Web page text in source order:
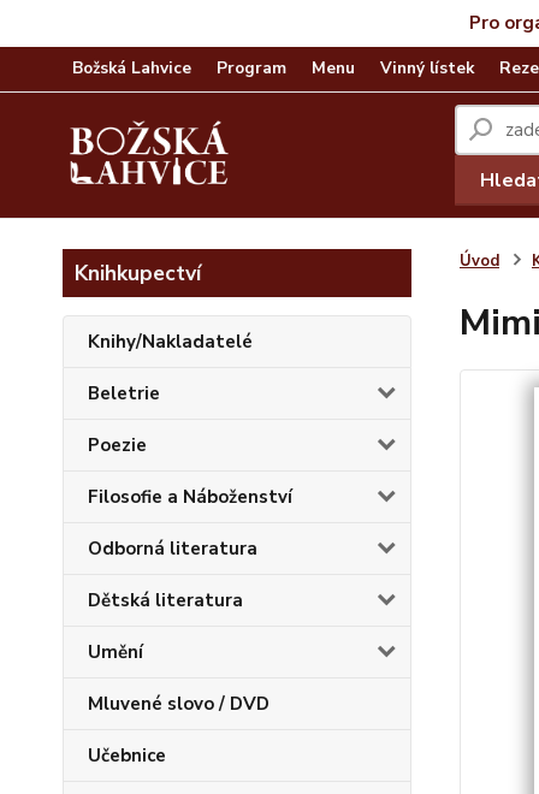
Pro
Božská Lahvice Program Menu Vinný lístek
Knihkupectví
Knihy/Nakladatelé
Beletrie
Poezie
Filosofie a Náboženství
Odborná literatura
Dětská literatura
Umění
Mluvené slovo / DVD
Učebnice
Úvod